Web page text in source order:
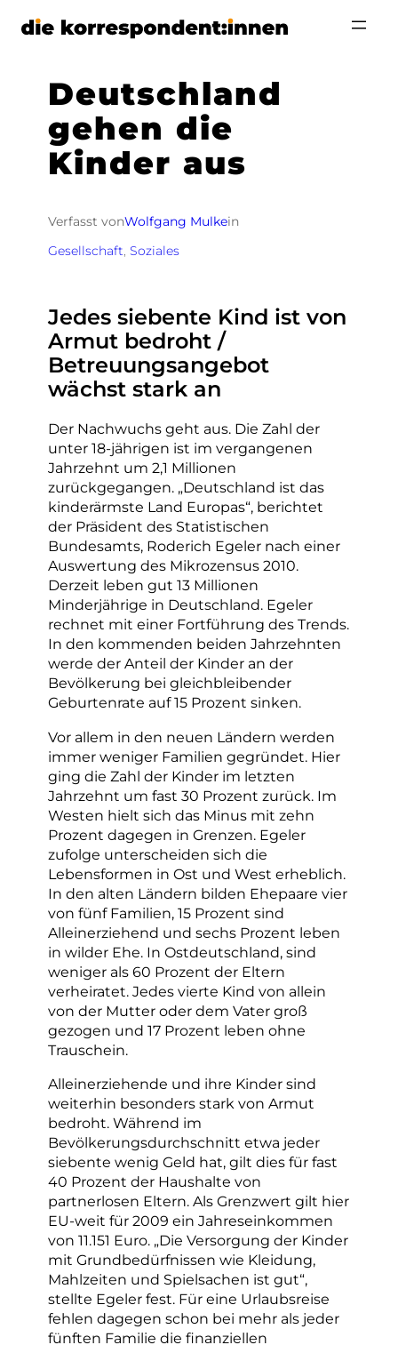
Zum
Deutschland
gehen die
Kinder aus
Verfasst vonWolfgang Mulkein
Gesellschaft, Soziales
Jedes siebente Kind ist von
Armut bedroht /
Betreuungsangebot
wächst stark an
Der Nachwuchs geht aus. Die Zahl der
unter 18-jährigen ist im vergangenen
Jahrzehnt um 2,1 Millionen
zurückgegangen. „Deutschland ist das
kinderärmste Land Europas“, berichtet
der Präsident des Statistischen
Bundesamts, Roderich Egeler nach einer
Auswertung des Mikrozensus 2010.
Derzeit leben gut 13 Millionen
Minderjährige in Deutschland. Egeler
rechnet mit einer Fortführung des Trends.
In den kommenden beiden Jahrzehnten
werde der Anteil der Kinder an der
Bevölkerung bei gleichbleibender
Geburtenrate auf 15 Prozent sinken.
Vor allem in den neuen Ländern werden
immer weniger Familien gegründet. Hier
ging die Zahl der Kinder im letzten
Jahrzehnt um fast 30 Prozent zurück. Im
Westen hielt sich das Minus mit zehn
Prozent dagegen in Grenzen. Egeler
zufolge unterscheiden sich die
Lebensformen in Ost und West erheblich.
In den alten Ländern bilden Ehepaare vier
von fünf Familien, 15 Prozent sind
Alleinerziehend und sechs Prozent leben
in wilder Ehe. In Ostdeutschland, sind
weniger als 60 Prozent der Eltern
verheiratet. Jedes vierte Kind von allein
von der Mutter oder dem Vater groß
gezogen und 17 Prozent leben ohne
Trauschein.
Alleinerziehende und ihre Kinder sind
weiterhin besonders stark von Armut
bedroht. Während im
Bevölkerungsdurchschnitt etwa jeder
siebente wenig Geld hat, gilt dies für fast
40 Prozent der Haushalte von
partnerlosen Eltern. Als Grenzwert gilt hier
EU-weit für 2009 ein Jahreseinkommen
von 11.151 Euro. „Die Versorgung der Kinder
mit Grundbedürfnissen wie Kleidung,
Mahlzeiten und Spielsachen ist gut“,
stellte Egeler fest. Für eine Urlaubsreise
fehlen dagegen schon bei mehr als jeder
fünften Familie die finanziellen